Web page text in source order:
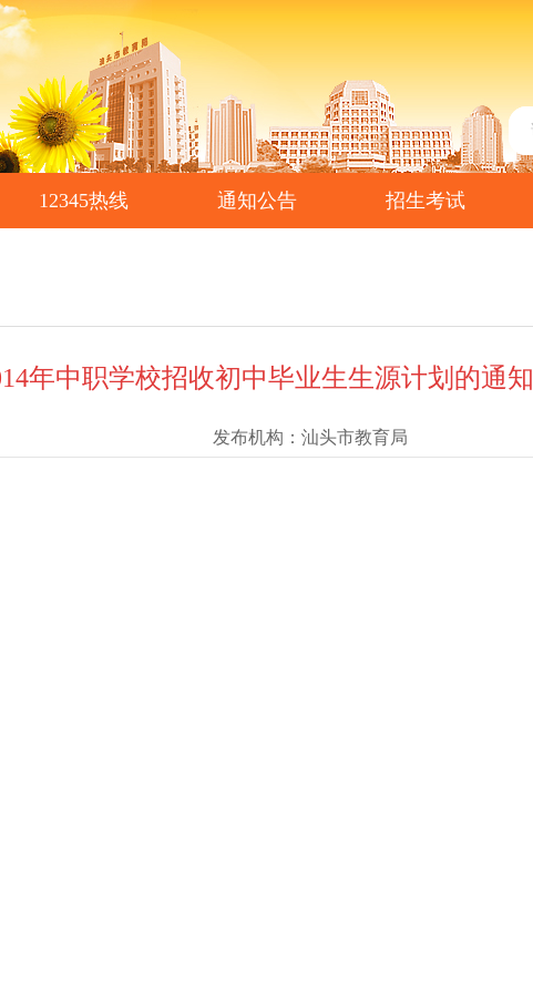
12345热线 通知公告 招生考试
年中职学校招收初中毕业生生源计划的通知
发布机构： 汕头市教育局